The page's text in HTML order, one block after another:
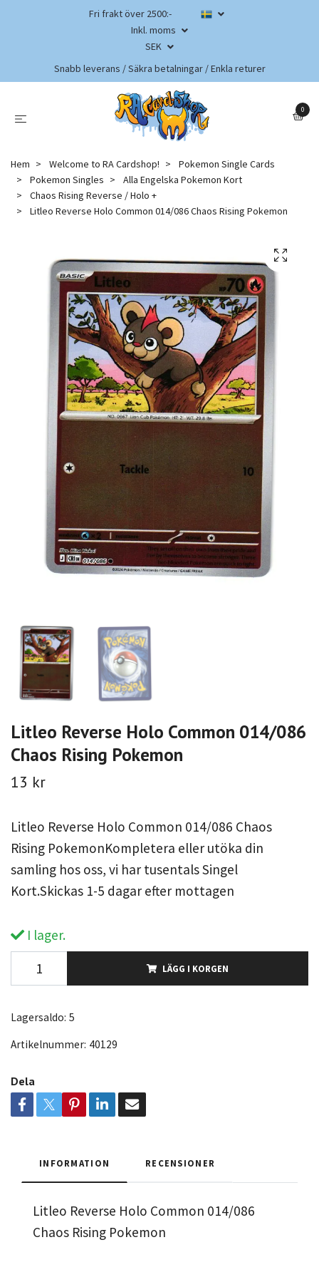
Fri frakt över 2500:-
Inkl. moms
SEK
Snabb leverans / Säkra betalningar / Enkla returer
0
Hem Welcome to RA Cardshop!
Pokemon Single Cards
Pokemon Singles
Alla Engelska Pokemon Kort
Chaos Rising Reverse / Holo +
Litleo Reverse Holo Common 014/086 Chaos Rising Pokemon
Litleo Reverse Holo Common 014/086
Chaos Rising Pokemon
13 kr
Litleo Reverse Holo Common 014/086 Chaos
Rising PokemonKompletera eller utöka din
samling hos oss, vi har tusentals Singel
Kort.Skickas 1-5 dagar efter mottagen
I lager.
LÄGG I KORGEN
Lagersaldo: 5
Artikelnummer: 40129
Dela
INFORMATION RECENSIONER
Litleo Reverse Holo Common 014/086
Chaos Rising Pokemon